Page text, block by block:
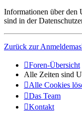
Informationen über den
sind in der
Zurück zur
Foren-Übersicht
Alle Zeiten sind
Alle Cookies
Das Team
Kontakt